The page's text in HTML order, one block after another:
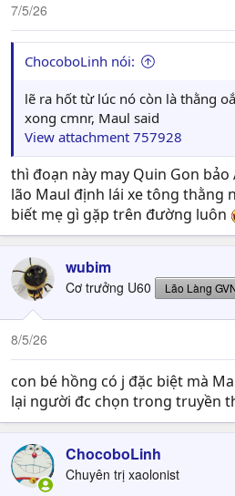
7/5/26
ChocoboLinh nói:
lẽ ra hốt từ lúc nó còn là thằng
xong cmnr, Maul said
View attachment 757928
thì đoạn này may Quin Gon
lão Maul định lái xe tông thằng
biết mẹ gì gặp trên đường luôn
wubim
Cơ trưởng U60 Lão Làng
8/5/26
con bé hồng có j đặc biệt mà
lại người đc chọn trong truyền
ChocoboLinh
Chuyên trị xaolonist